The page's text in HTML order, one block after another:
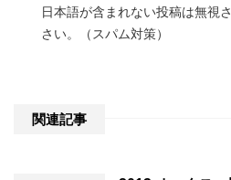
日本語が含まれない投稿は無視
さい。（スパム対策）
関連記事